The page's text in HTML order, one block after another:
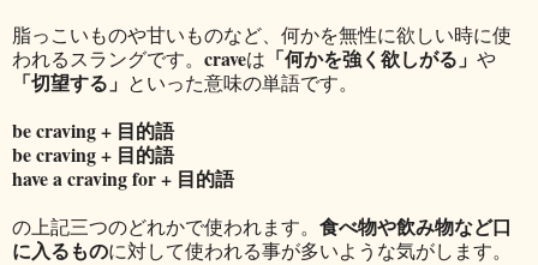
脂っこいものや甘いものなど、何かを無性に欲しい時に使
われるスラングです。 craveは 「何かを強く欲しがる」 や
「切望する」 といった意味の単語です。
be craving + 目的語
be craving + 目的語
have a craving for + 目的語
の上記三つのどれかで使われます。 食べ物や飲み物など口
に入るものに対して使われる事が多いような気がします。